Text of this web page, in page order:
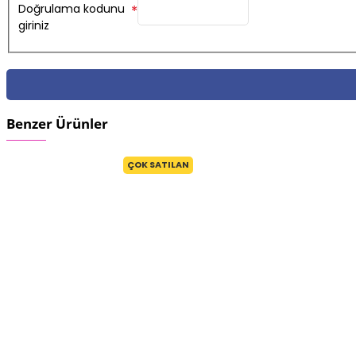
Doğrulama kodunu
giriniz
Benzer Ürünler
ÇOK SATILAN